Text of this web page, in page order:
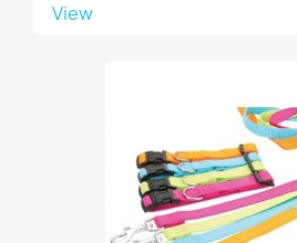
View